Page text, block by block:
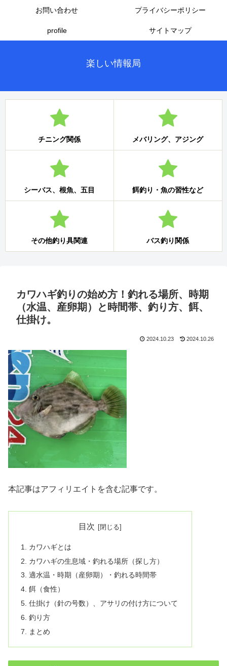
楽しい情報局
お問い合わせ プライバシーポリシー
profile サイトマップ
チニング関係 メバリング、アジング
シーバス、根魚、五目 餌釣り・魚の習性など
その他釣り具関連 バス釣り関係
カワハギ釣りの始め方！釣れる場所、時期
（水温、産卵期）と時間帯、釣り方、餌、
仕掛け。
2024.10.23 2024.10.26
本記事はアフィリエイトを含む記事です。
目次
カワハギとは
カワハギの生息域・釣れる場所（探し方）
適水温・時期（産卵期）・釣れる時間帯
餌（食性）
仕掛け（針の号数）、アサリの付け方について
釣り方
まとめ